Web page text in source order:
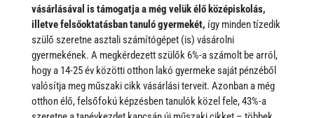
vásárlásával is támogatja a még velük élő középiskolás,
illetve felsőoktatásban tanuló gyermekét, így minden tízedik
szülő szeretne asztali számítógépet (is) vásárolni
gyermekének. A megkérdezett szülők 6%-a számolt be arról,
hogy a 14-25 év közötti otthon lakó gyermeke saját pénzéből
valósítja meg műszaki cikk vásárlási terveit. Azonban a még
otthon élő, felsőfokú képzésben tanulók közel fele, 43%-a